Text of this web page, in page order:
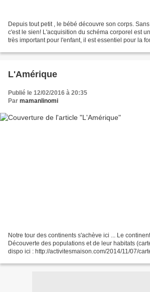
Depuis tout petit , le bébé découvre son corps.
c'est le sien! L'acquisition du schéma corporel est
très important pour l'enfant, il est essentiel pour la
L'Amérique
Publié le 12/02/2016 à 20:35
Par mamanlinomi
Notre tour des continents s'achève ici ... Le
Découverte des populations et de leur habitats
dispo ici : http://activitesmaison.com/2014/11/07/